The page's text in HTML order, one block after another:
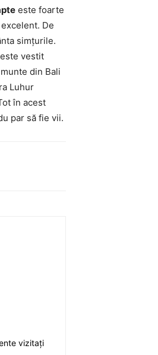
este foarte
De
simțurile.
vestit
din Bali
Luhur
în acest
par să fie vii.
vizitați